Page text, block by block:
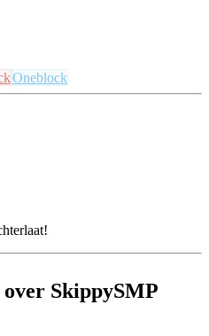
Oneblock
over SkippySMP